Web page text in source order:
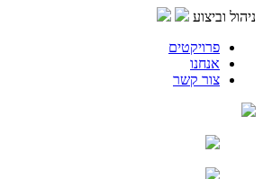
ניהול וביצוע
פרויקטים
אנחנו
צור קשר